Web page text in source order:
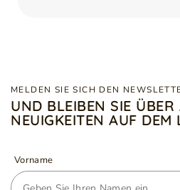
MELDEN SIE SICH DEN
UND BLEIBEN SIE ÜBER
NEUIGKEITEN AUF DEM
Vorname